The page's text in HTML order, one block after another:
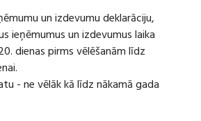
un izdevumu deklarāciju,
ieņēmumus un izdevumus laika
dienas pirms vēlēšanām līdz
- ne vēlāk kā līdz nākamā gada